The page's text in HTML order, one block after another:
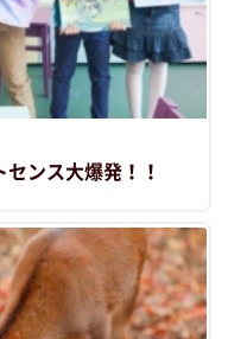
ンス大爆発！！